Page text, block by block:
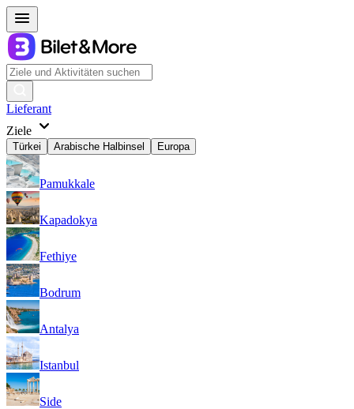
Lieferant
Ziele
Türkei Arabische Halbinsel Europa
Pamukkale
Kapadokya
Fethiye
Bodrum
Antalya
Istanbul
Side